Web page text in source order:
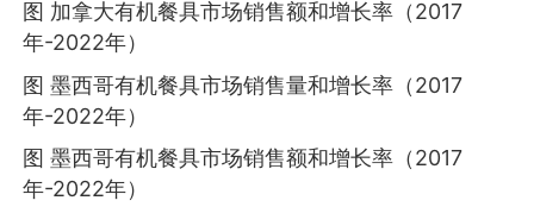
图 加拿大有机餐具市场销售额和增长率（2017
年-2022年）
图 墨西哥有机餐具市场销售量和增长率（2017
年-2022年）
图 墨西哥有机餐具市场销售额和增长率（2017
年-2022年）